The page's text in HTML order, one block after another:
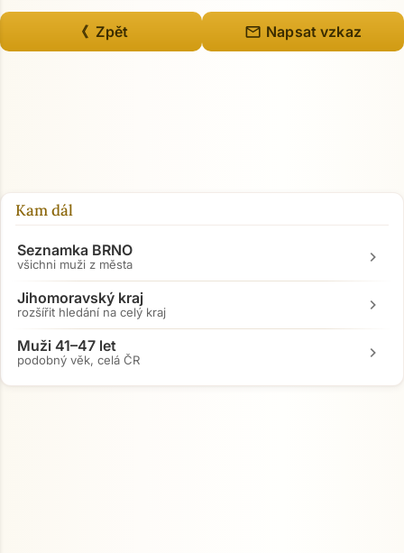
《 Zpět mail Napsat vzkaz
Kam dál
Seznamka BRNO
všichni muži z města chevron_right
Jihomoravský kraj
rozšířit hledání na celý kraj chevron_right
Muži 41–47 let
podobný věk, celá ČR chevron_right